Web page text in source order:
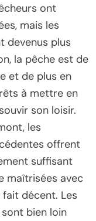
ont
mais les
devenus plus
la pêche est de
et de plus en
à mettre en
son loisir.
les
offrent
suffisant
maîtrisées avec
décent. Les
bien loin